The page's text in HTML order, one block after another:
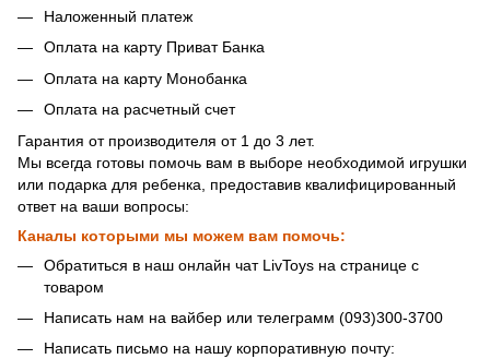
Наложенный платеж
Оплата на карту Приват Банка
Оплата на карту Монобанка
Оплата на расчетный счет
Гарантия от производителя от 1 до 3 лет.
Мы всегда готовы помочь вам в выборе необходимой игрушки
или подарка для ребенка, предоставив квалифицированный
ответ на ваши вопросы:
Каналы которыми мы можем вам помочь:
Обратиться в наш онлайн чат LivToys на странице с
товаром
Написать нам на вайбер или телеграмм (093)300-3700
Написать письмо на нашу корпоративную почту: